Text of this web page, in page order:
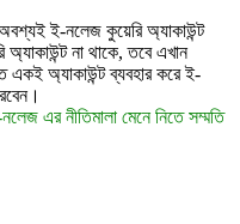
ই-নলেজ কুয়েরি অ্যাকাউন্ট
না থাকে, তবে এখান
একই অ্যাকাউন্ট ব্যবহার করে ই-
এর নীতিমালা মেনে নিতে সম্মতি